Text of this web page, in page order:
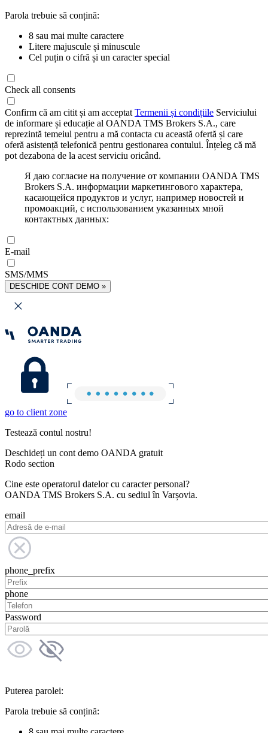
Parola trebuie să conțină:
8 sau mai multe caractere
Litere majuscule și minuscule
Cel puțin o cifră și un caracter special
Check all consents
Confirm că am citit și am acceptat Termenii și condițiile Serviciului
de informare și educație al OANDA TMS Brokers S.A., care
reprezintă temeiul pentru a mă contacta cu această ofertă și care
oferă asistență telefonică pentru gestionarea contului. Înțeleg că mă
pot dezabona de la acest serviciu oricând.
Я даю согласие на получение от компании OANDA TMS
Brokers S.A. информации маркетингового характера,
касающейся продуктов и услуг, например новостей и
промоакций, с использованием указанных мной
контактных данных:
E-mail
SMS/MMS
DESCHIDE CONT DEMO »
go to client zone
Testează contul nostru!
Deschideți un cont demo OANDA gratuit
Rodo section
Cine este operatorul datelor cu caracter personal?
OANDA TMS Brokers S.A. cu sediul în Varșovia.
email
phone_prefix
phone
Password
Puterea parolei:
Parola trebuie să conțină: